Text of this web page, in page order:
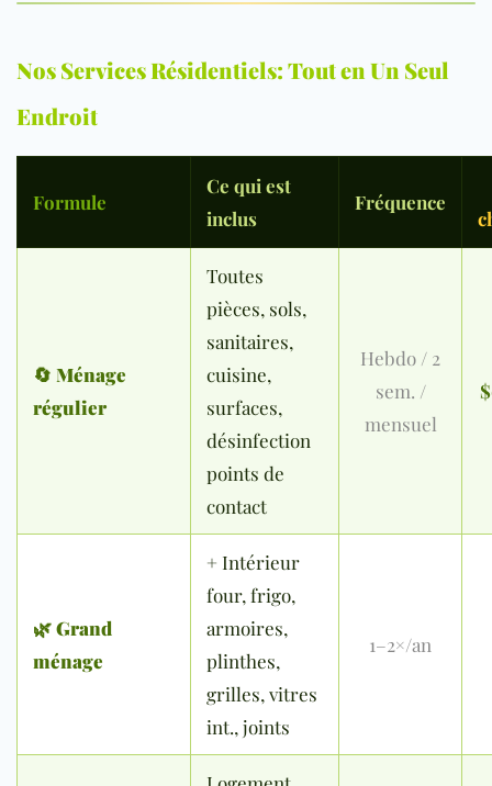
Nos Services Résidentiels: Tout en Un Seul
Endroit
Formule
Ce qui est
inclus
Fréquence
🔄 Ménage
régulier
Toutes
pièces, sols,
sanitaires,
cuisine,
surfaces,
désinfection
points de
contact
Hebdo / 2
sem. /
mensuel
🌿Grand
ménage
+ Intérieur
four, frigo,
armoires,
plinthes,
grilles, vitres
int., joints
1–2×/an